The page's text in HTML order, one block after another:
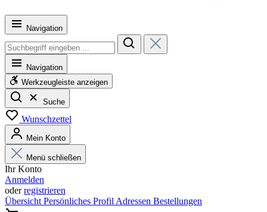
Navigation
Navigation
Werkzeugleiste anzeigen
Suche
Wunschzettel
Mein Konto
Menü schließen
Ihr Konto
Anmelden
oderregistrieren
Übersicht Persönliches Profil Adressen Bestellungen